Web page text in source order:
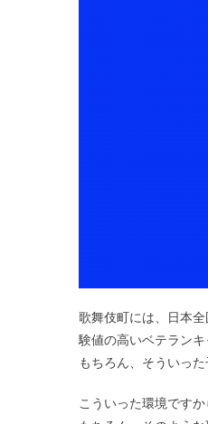
歌舞伎町には、日本
験値の高いベテランキ
もちろん、そういっ
こういった環境です